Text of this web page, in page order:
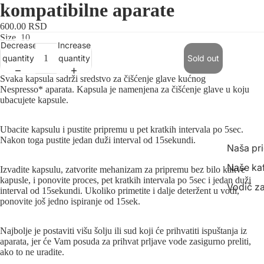
čaj
shangri
shangri
shangri
shangri
Oprema
Naša
Naše
Vodič
kompatibilne aparate
600.00 RSD
Size 10
Decrease
quantity
Increase
quantity
Sold out
Svaka kapsula sadrži sredstvo za čišćenje glave kućnog
Nespresso* aparata. Kapsula je namenjena za čišćenje glave u koju
ubacujete kapsule.
Ubacite kapsulu i pustite pripremu u pet kratkih intervala po 5sec.
Nakon toga pustite jedan duži interval od 15sekundi.
Izvadite kapsulu, zatvorite mehanizam za pripremu bez bilo kakve
kapusle, i ponovite proces, pet kratkih intervala po 5sec i jedan duži
interval od 15sekundi. Ukoliko primetite i dalje deteržent u vodi,
ponovite još jedno ispiranje od 15sek.
Najbolje je postaviti višu šolju ili sud koji će prihvatiti ispuštanja iz
aparata, jer će Vam posuda za prihvat prljave vode zasigurno preliti,
ako to ne uradite.